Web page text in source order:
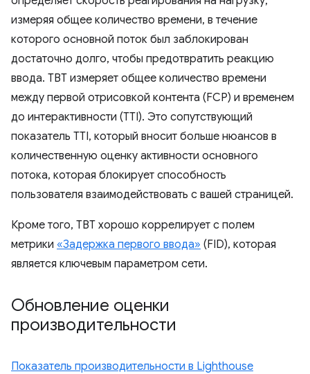
измеряя общее количество времени, в течение
которого основной поток был заблокирован
достаточно долго, чтобы предотвратить реакцию
ввода. TBT измеряет общее количество времени
между первой отрисовкой контента (FCP) и временем
до интерактивности (TTI). Это сопутствующий
показатель TTI, который вносит больше нюансов в
количественную оценку активности основного
потока, которая блокирует способность
пользователя взаимодействовать с вашей страницей.
Кроме того, TBT хорошо коррелирует с полем
метрики «Задержка первого ввода» (FID), которая
является ключевым параметром сети.
Обновление оценки
производительности
Показатель производительности в Lighthouse